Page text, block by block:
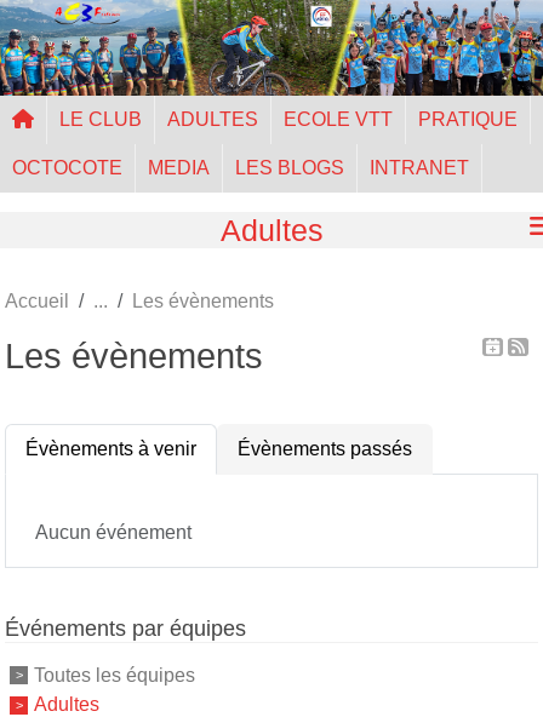
LE CLUB ADULTES ECOLE VTT PRATIQUE
OCTOCOTE MEDIA LES BLOGS INTRANET
Adultes
Accueil Les évènements
Les évènements
Évènements à venir Évènements passés
Aucun événement
Événements par équipes
Toutes les équipes
Adultes
Panneau de gestion des cookies